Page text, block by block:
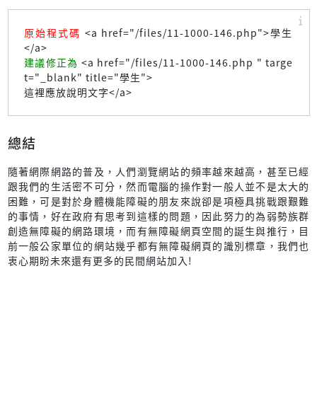
原始程式碼 <a href="/files/11-1000-146.php">學生
</a>
建議修正為 <a href="/files/11-1000-146.php " targe
t="_blank" title="學生">
這裡應放說明文字</a>
總結
隨著網際網路的普及，人們瀏覽網站的頻率越來越高，甚至已經
跟我們的生活密不可分，然而電腦的操作對一般人並不是太大的
困難，可是對於身體機能障礙的朋友來說卻是項極具挑戰跟艱難
的事情，好在政府有思考到這樣的問題，因此努力的為弱勢族群
創造無障礙的網路環境，而有無障礙網頁空間的誕生與推行，目
前一般公家單位的網站幾乎都有無障礙網頁的識別標章，我們也
衷心期盼未來還有更多的民間網站加入!